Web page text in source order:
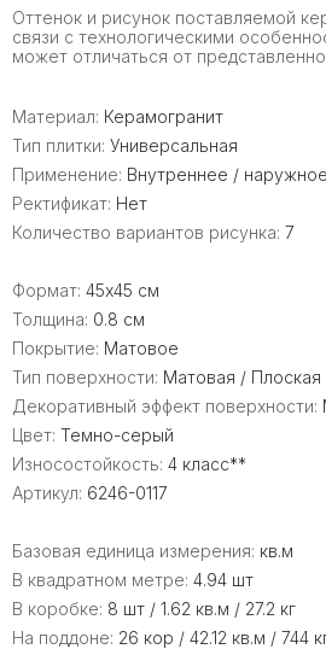
Оттенок и рисунок поставляемой
связи с технологическими
может отличаться от
Материал: Керамогранит
Тип плитки: Универсальная
Применение: Внутреннее / наружное
Ректификат: Нет
Количество вариантов рисунка: 7
Формат: 45x45 см
Толщина: 0.8 см
Покрытие: Матовое
Тип поверхности: Матовая / Плоская
Декоративный эффект поверхности:
Цвет: Темно-серый
Износостойкость: 4 класс**
Артикул: 6246-0117
Базовая единица измерения: кв.м
В квадратном метре: 4.94 шт
В коробке: 8 шт / 1.62 кв.м / 27.2 кг
На поддоне: 26 кор / 42.12 кв.м / 744